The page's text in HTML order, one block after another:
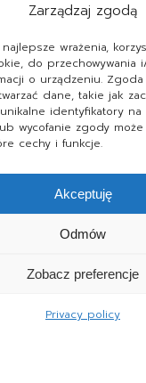
Zarządzaj zgodą
wrażenia,
do przechowywania
o urządzeniu.
dane, takie jak
identyfikatory na
wycofanie zgody
cechy i funkcje.
Akceptuję
Odmów
Zobacz preferencje
Privacy policy